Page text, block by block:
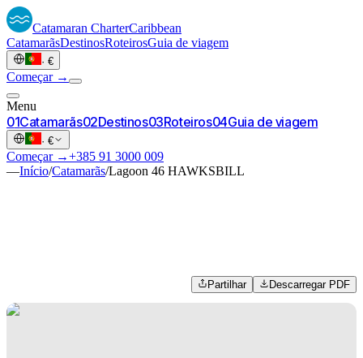
Catamaran CharterCaribbean
CatamarãsDestinosRoteirosGuia de viagem
· €
Começar →
Menu
01Catamarãs02Destinos03Roteiros04Guia de viagem
· €
Começar →+385 91 3000 009
—Início/Catamarãs/Lagoon 46 HAWKSBILL
Partilhar Descarregar PDF